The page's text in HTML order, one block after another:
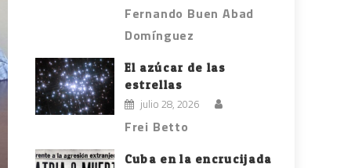
Fernando Buen Abad
Domínguez
El azúcar de las
estrellas
julio 28, 2026
Frei Betto
Cuba en la encrucijada